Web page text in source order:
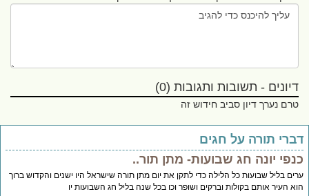
דיונים - תשובות ותגובות (0)
טרם נערך דיון סביב חידוש זה
תורה על חגים
יונה חג שבועות- מתן תור..
בליל שבועות כל הלילה כדי לתקן את יום מתן תורה שישראל היו ישנים והקדוש ברוך
העיר אותם בקולות וברקים ושופר וכו בכל שנה בליל חג השבועות יו